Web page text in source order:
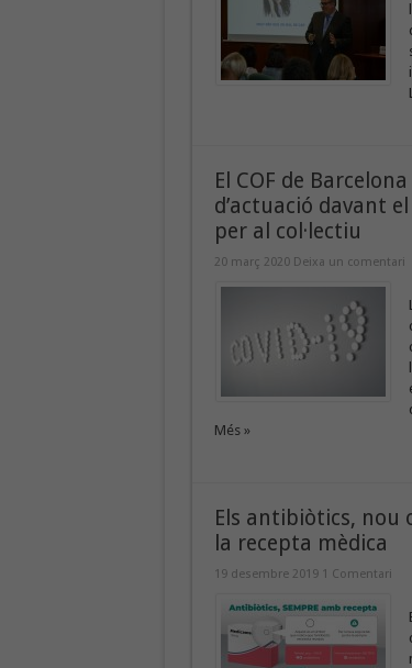
El COF de
d’actuació davant
per al col·lectiu
20 març 2020 Deixa un comentari
Més »
Els antibiòtics, nou
la recepta mèdica
19 desembre 2019 1 Comentari